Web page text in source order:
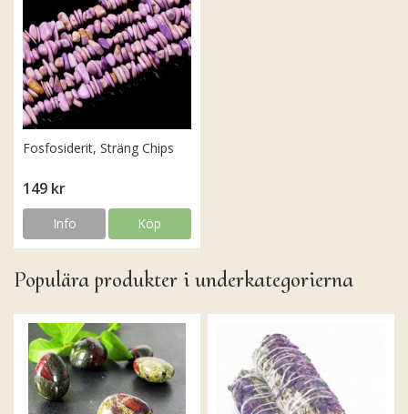
Fosfosiderit, Sträng Chips
149 kr
Info Köp
Populära produkter i underkategorierna